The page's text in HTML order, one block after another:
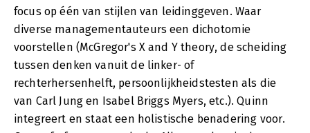
focus op één van stijlen van leidinggeven. Waar
diverse managementauteurs een dichotomie
voorstellen (McGregor's X and Y theory, de scheiding
tussen denken vanuit de linker- of
rechterhersenhelft, persoonlijkheidstesten als die
van Carl Jung en Isabel Briggs Myers, etc.). Quinn
integreert en staat een holistische benadering voor.